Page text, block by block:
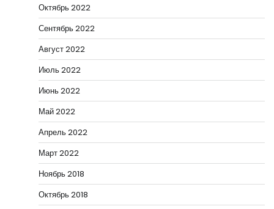
Октябрь 2022
Сентябрь 2022
Август 2022
Июль 2022
Июнь 2022
Май 2022
Апрель 2022
Март 2022
Ноябрь 2018
Октябрь 2018